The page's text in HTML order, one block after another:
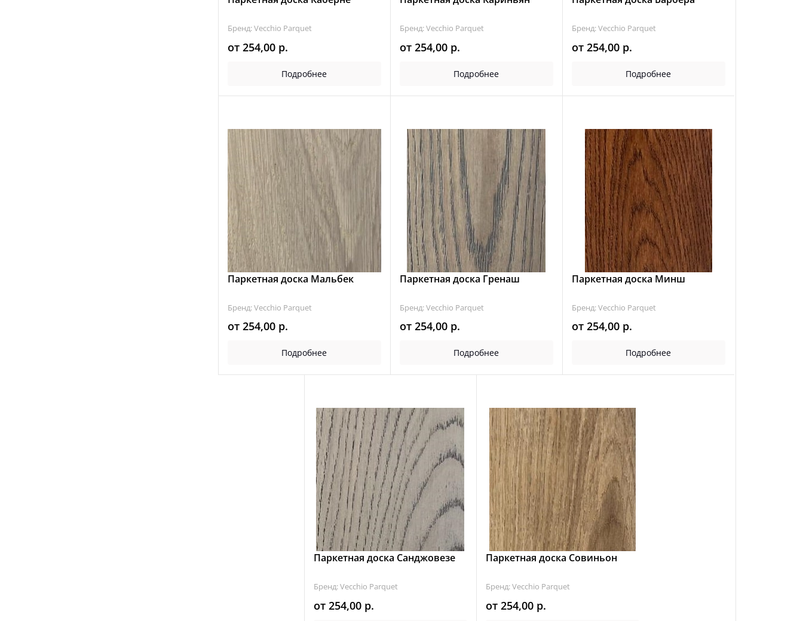
Бренд: Vecchio Parquet
от 254,00 р.
Подробнее
Бренд: Vecchio Parquet
от 254,00 р.
Подробнее
Бренд: Vecchio Parquet
от 254,00 р.
Подробнее
Паркетная доска Мальбек
Бренд: Vecchio Parquet
от 254,00 р.
Подробнее
Паркетная доска Гренаш
Бренд: Vecchio Parquet
от 254,00 р.
Подробнее
Паркетная доска Минш
Бренд: Vecchio Parquet
от 254,00 р.
Подробнее
Паркетная доска Санджовезе
Бренд: Vecchio Parquet
от 254,00 р.
Паркетная доска Совиньон
Бренд: Vecchio Parquet
от 254,00 р.